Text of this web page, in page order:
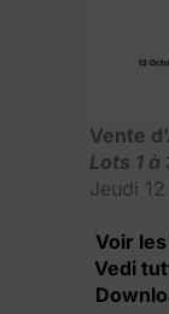
Vente
Lots 1 à
Jeudi
Voir
Vedi